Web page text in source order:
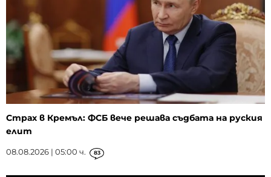
Страх в Кремъл: ФСБ вече решава съдбата на руския
елит
08.08.2026 | 05:00 ч. 83